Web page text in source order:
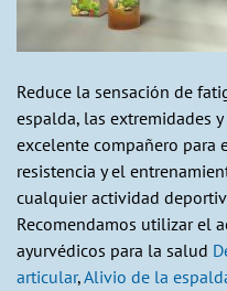
Reduce la sensación de
espalda, las extremidades
excelente compañero para
resistencia y el
cualquier actividad
Recomendamos utilizar el
ayurvédicos para la salud
articular,Alivio de la